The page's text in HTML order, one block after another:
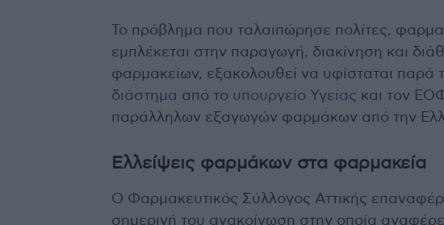
Το πρόβλημα που ταλαιπώρησε πολίτες,
εμπλέκεται στην παραγωγή, διακίνηση και
φαρμακείων, εξακολουθεί να υφίσταται παρά
διάστημα από το υπουργείο Υγείας και τον
παράλληλων εξαγωγών φαρμάκων από την
Ελλείψεις φαρμάκων στα φαρμακεία
Ο Φαρμακευτικός Σύλλογος Αττικής
σημερινή του ανακοίνωση στην οποία